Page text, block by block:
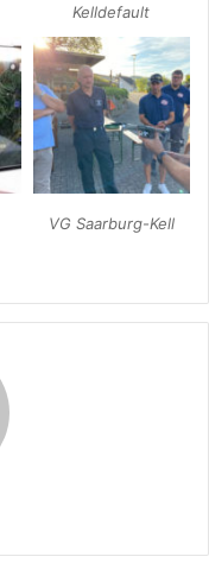
Kelldefault
VG Saarburg-Kell